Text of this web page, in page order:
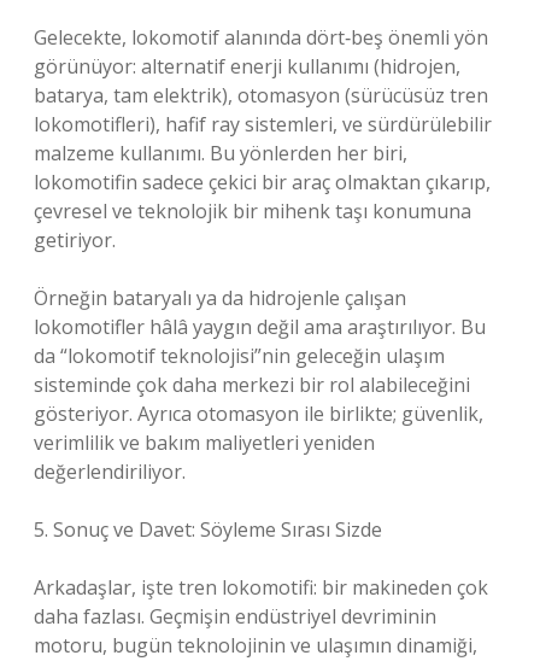
Gelecekte, lokomotif alanında dört‑beş önemli yön
görünüyor: alternatif enerji kullanımı (hidrojen,
batarya, tam elektrik), otomasyon (sürücüsüz tren
lokomotifleri), hafif ray sistemleri, ve sürdürülebilir
malzeme kullanımı. Bu yönlerden her biri,
lokomotifin sadece çekici bir araç olmaktan çıkarıp,
çevresel ve teknolojik bir mihenk taşı konumuna
getiriyor.
Örneğin bataryalı ya da hidrojenle çalışan
lokomotifler hâlâ yaygın değil ama araştırılıyor. Bu
da “lokomotif teknolojisi”nin geleceğin ulaşım
sisteminde çok daha merkezi bir rol alabileceğini
gösteriyor. Ayrıca otomasyon ile birlikte; güvenlik,
verimlilik ve bakım maliyetleri yeniden
değerlendiriliyor.
5. Sonuç ve Davet: Söyleme Sırası Sizde
Arkadaşlar, işte tren lokomotifi: bir makineden çok
daha fazlası. Geçmişin endüstriyel devriminin
motoru, bugün teknolojinin ve ulaşımın dinamiği,